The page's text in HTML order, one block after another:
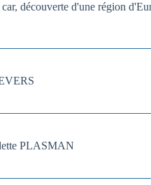
découverte d'une région
PLASMAN